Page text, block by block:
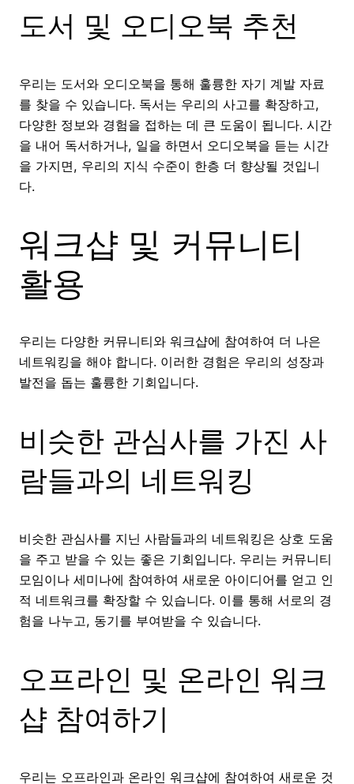
도서 및 오디오북 추천
우리는 도서와 오디오북을 통해 훌륭한 자기 계발 자료
를 찾을 수 있습니다. 독서는 우리의 사고를 확장하고,
다양한 정보와 경험을 접하는 데 큰 도움이 됩니다. 시간
을 내어 독서하거나, 일을 하면서 오디오북을 듣는 시간
을 가지면, 우리의 지식 수준이 한층 더 향상될 것입니
다.
워크샵 및 커뮤니티
활용
우리는 다양한 커뮤니티와 워크샵에 참여하여 더 나은
네트워킹을 해야 합니다. 이러한 경험은 우리의 성장과
발전을 돕는 훌륭한 기회입니다.
비슷한 관심사를 가진 사
람들과의 네트워킹
비슷한 관심사를 지닌 사람들과의 네트워킹은 상호 도움
을 주고 받을 수 있는 좋은 기회입니다. 우리는 커뮤니티
모임이나 세미나에 참여하여 새로운 아이디어를 얻고 인
적 네트워크를 확장할 수 있습니다. 이를 통해 서로의 경
험을 나누고, 동기를 부여받을 수 있습니다.
오프라인 및 온라인 워크
샵 참여하기
우리는 오프라인과 온라인 워크샵에 참여하여 새로운 것